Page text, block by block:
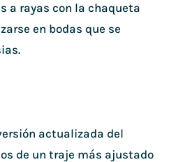
a rayas con la chaqueta
en bodas que se
actualizada del
de un traje más ajustado